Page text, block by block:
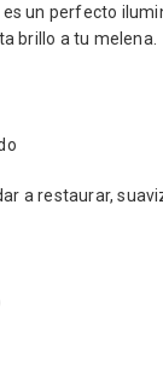
es un perfecto
brillo a tu melena.
a restaurar,